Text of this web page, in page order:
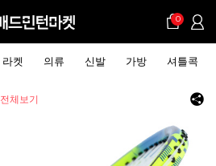
0
라켓 의류 신발 가방 셔틀콕
전체보기